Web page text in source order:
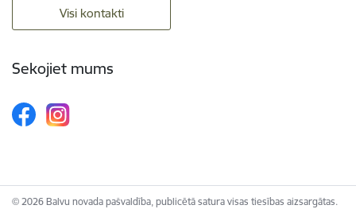
Visi kontakti
Sekojiet mums
© 2026 Balvu novada pašvaldība, publicētā satura visas tiesības aizsargātas.